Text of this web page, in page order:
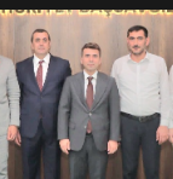
CEZAİ